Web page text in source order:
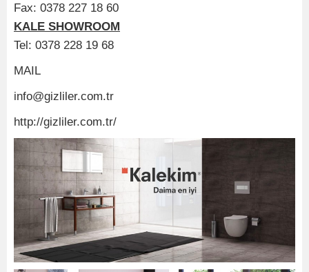
Fax: 0378 227 18 60
KALE SHOWROOM
Tel: 0378 228 19 68
MAIL
info@gizliler.com.tr
http://gizliler.com.tr/